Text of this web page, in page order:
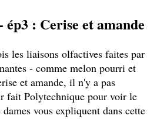
: Cerise et amande
les liaisons olfactives faites par
- comme melon pourri et
et amande, il n'y a pas
fait Polytechnique pour voir le
vous expliquent dans cette